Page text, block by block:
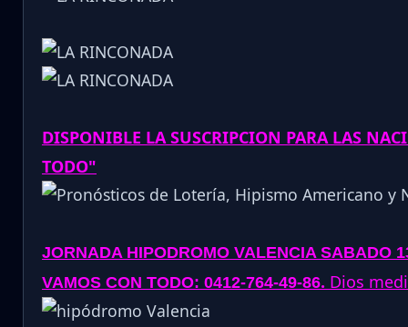
DISPONIBLE LA SUSCRIPCION PARA LAS
TODO"
JORNADA HIPODROMO VALENCIA SABADO
VAMOS CON TODO: 0412-764-49-86. Dios